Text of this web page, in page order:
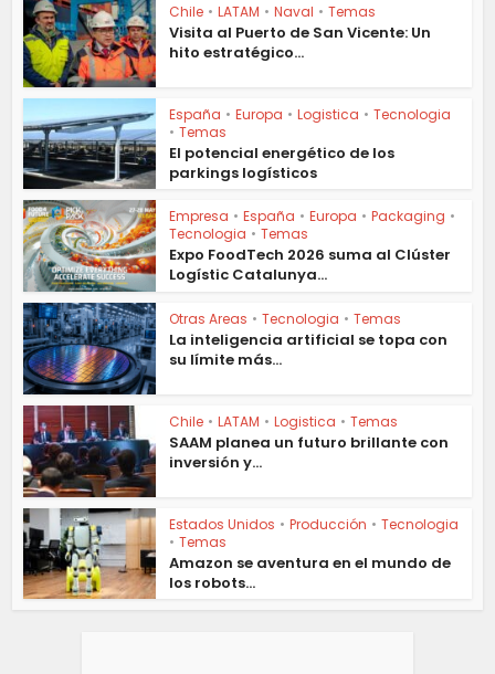
Chile • LATAM • Naval • Temas
Visita al Puerto de San Vicente: Un
hito estratégico...
España • Europa • Logistica • Tecnologia
• Temas
El potencial energético de los
parkings logísticos
Empresa • España • Europa • Packaging •
Tecnologia • Temas
Expo FoodTech 2026 suma al Clúster
Logístic Catalunya...
Otras Areas • Tecnologia • Temas
La inteligencia artificial se topa con
su límite más...
Chile • LATAM • Logistica • Temas
SAAM planea un futuro brillante con
inversión y...
Estados Unidos • Producción • Tecnologia
• Temas
Amazon se aventura en el mundo de
los robots...